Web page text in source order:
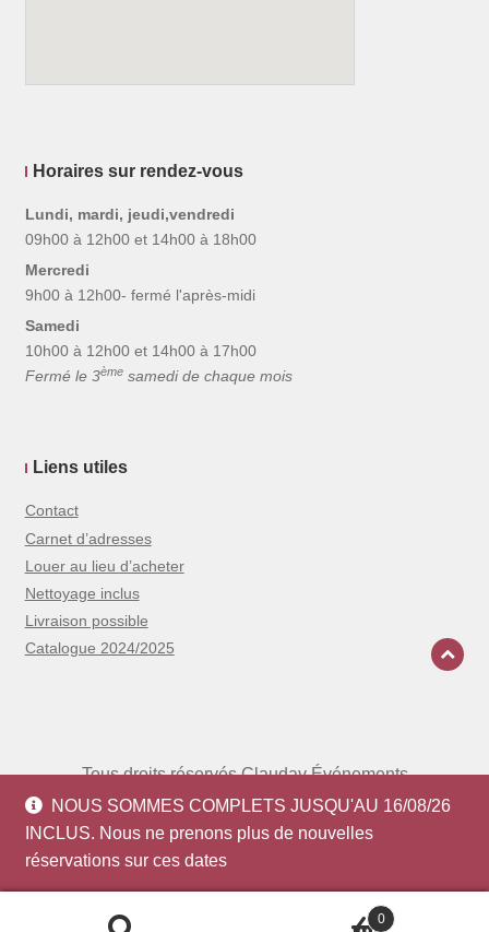
Horaires sur rendez-vous
Lundi, mardi, jeudi,vendredi
09h00 à 12h00 et 14h00 à 18h00
Mercredi
9h00 à 12h00- fermé l'après-midi
Samedi
10h00 à 12h00 et 14h00 à 17h00
Fermé le 3èmesamedi de chaque mois
Liens utiles
Contact
Carnet d’adresses
Louer au lieu d’acheter
Nettoyage inclus
Livraison possible
Catalogue 2024/2025
0
Tous droits réservés Clauday Événements
2026 - Site réalisé parWooz'up-Mentions
légales-CGV
NOUS SOMMES COMPLETS JUSQU'AU 16/08/26
INCLUS. Nous ne prenons plus de nouvelles
réservations sur ces dates